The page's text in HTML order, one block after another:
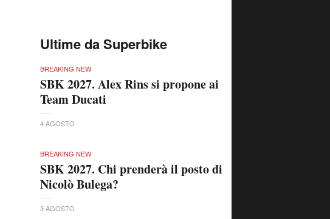
Ultime da Superbike
BREAKING NEW
SBK 2027. Alex Rins si propone ai
Team Ducati
4 AGOSTO
BREAKING NEW
SBK 2027. Chi prenderà il posto di
Nicolò Bulega?
3 AGOSTO